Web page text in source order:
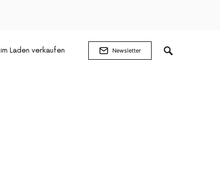
Laden verkaufen Newsletter